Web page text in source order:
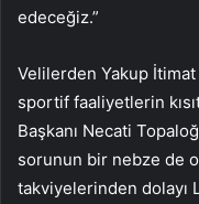
edeceğiz.”
Velilerden Yakup İtimat
sportif faaliyetlerin
Başkanı Necati
sorunun bir nebze de
takviyelerinden dolayı